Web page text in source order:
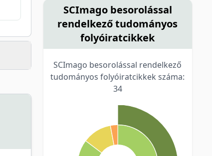
SCImago besorolással
rendelkező tudományos
folyóiratcikkek
SCImago besorolással rendelkező
tudományos folyóiratcikkek száma:
34